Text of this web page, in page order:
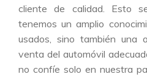
cliente de calidad. Esto
tenemos un amplio
usados, sino también una
venta del automóvil
no confíe solo en nuestra